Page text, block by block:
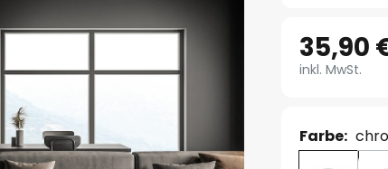
35,90
inkl. MwSt.
Farbe: